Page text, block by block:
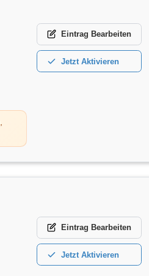
Eintrag Bearbeiten
Jetzt Aktivieren
Eintrag Bearbeiten
Jetzt Aktivieren